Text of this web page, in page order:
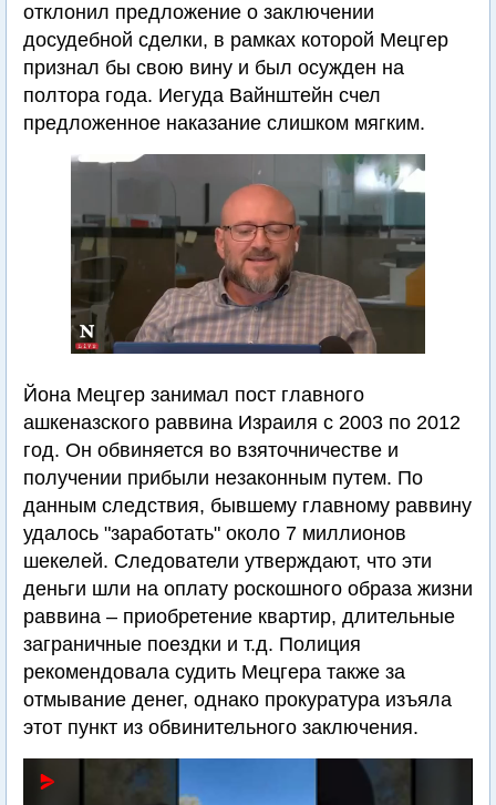
отклонил предложение о заключении
досудебной сделки, в рамках которой Мецгер
признал бы свою вину и был осужден на
полтора года. Иегуда Вайнштейн счел
предложенное наказание слишком мягким.
Йона Мецгер занимал пост главного
ашкеназского раввина Израиля с 2003 по 2012
год. Он обвиняется во взяточничестве и
получении прибыли незаконным путем. По
данным следствия, бывшему главному раввину
удалось "заработать" около 7 миллионов
шекелей. Следователи утверждают, что эти
деньги шли на оплату роскошного образа жизни
раввина – приобретение квартир, длительные
заграничные поездки и т.д. Полиция
рекомендовала судить Мецгера также за
отмывание денег, однако прокуратура изъяла
этот пункт из обвинительного заключения.